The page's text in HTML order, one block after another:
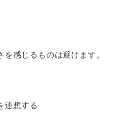
感じるものは避けます。
連想する